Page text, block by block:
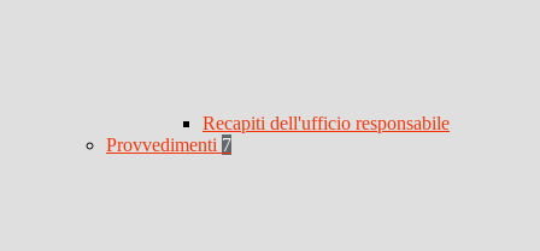
Recapiti dell'ufficio responsabile
Provvedimenti 7